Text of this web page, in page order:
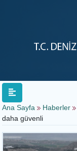
Ana Sayfa Haberler
daha güvenli